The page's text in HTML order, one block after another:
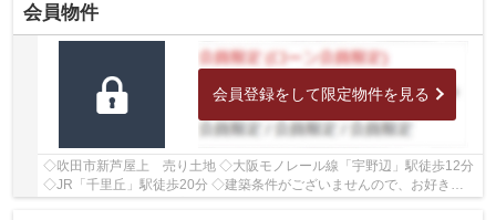
会員物件
会員登録をして限定物件を見る
◇吹田市新芦屋上 売り土地 ◇大阪モノレール線「宇野辺」駅徒歩12分
◇JR「千里丘」駅徒歩20分 ◇建築条件がございませんので、お好きな
ハウスメーカー・工務店にて建築いただけます ◇土...